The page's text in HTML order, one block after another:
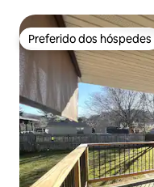
Preferido dos hóspedes
Preferido dos hóspedes